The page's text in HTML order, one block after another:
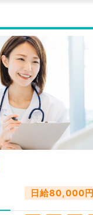
日給80,000円